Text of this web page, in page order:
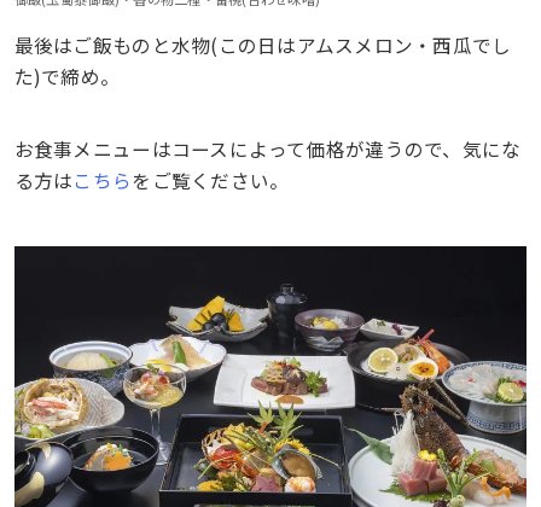
最後はご飯ものと水物(この日はアムスメロン・西瓜でし
た)で締め。
お食事メニューはコースによって価格が違うので、気にな
る方はこちら をご覧ください。